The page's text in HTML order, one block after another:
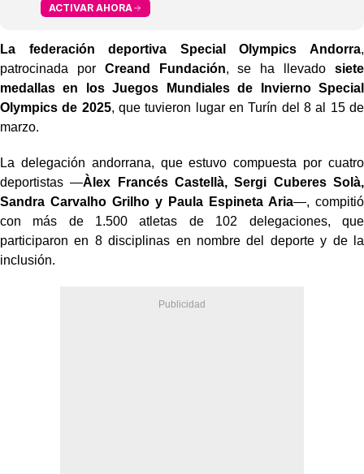
ACTIVAR AHORA
La federación deportiva Special Olympics Andorra,
patrocinada por Creand Fundación, se ha llevado siete
medallas en los Juegos Mundiales de Invierno Special
Olympics de 2025, que tuvieron lugar en Turín del 8 al 15 de
marzo.
La delegación andorrana, que estuvo compuesta por cuatro
deportistas —Àlex Francés Castellà, Sergi Cuberes Solà,
Sandra Carvalho Grilho y Paula Espineta Aria—, compitió
con más de 1.500 atletas de 102 delegaciones, que
participaron en 8 disciplinas en nombre del deporte y de la
inclusión.